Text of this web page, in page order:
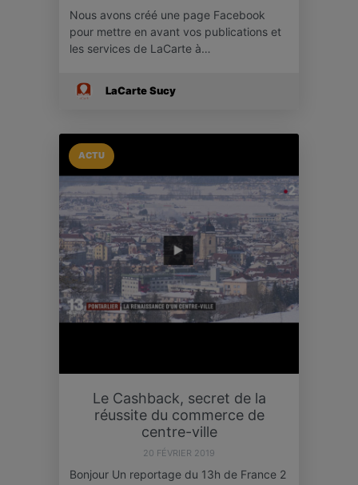
Nous avons créé une page Facebook
pour mettre en avant vos publications et
les services de LaCarte à…
LaCarte Sucy
ACTU
Le Cashback, secret de la
réussite du commerce de
centre-ville
20 FÉVRIER 2019
Bonjour Un reportage du 13h de France 2